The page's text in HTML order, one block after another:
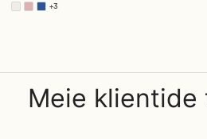
+3
Saadaval rohkemates värvitoonides
Meie klientide